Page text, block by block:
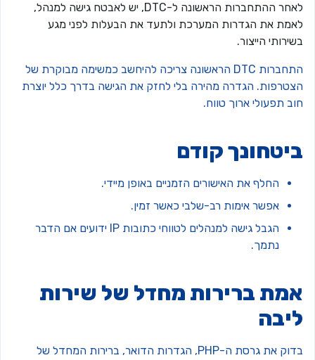
לאחר ההתחברות הראשונה ל-DTC, יש לאבטח גישה למנהל,
את הגדרות המערכת ולתעד את הבעלות לפני מגע
הייצור.
התחברות DTC הראשונה צריכה להיחשב כמשימה מבוקרת של
הגדרה מהירה בלי לחזק את הגישה בדרך כלל יוצרת
תפעולי ארוך טווח.
קודם
החלף את האישורים הזמניים באופן מיידי.
אפשר אימות רב-שלבי כאשר זמין.
הגבל גישה למנהלים לטווחי כתובות IP ידועים אם הדבר
נתמך.
ברירות מחדל של שירות
בדוק את גרסת ה-PHP, הגדרות הדואר, ברירות המחדל של